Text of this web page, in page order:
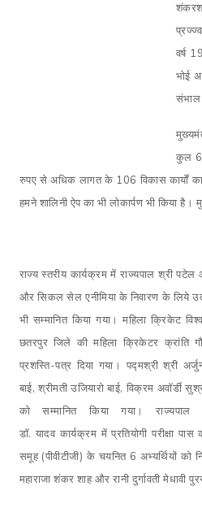
वर्ष
भोई
संभाल
कुल
रुपए से अधिक लागत के 106 विकास कार्यों
हमने शालिनी ऐप का भी लोकार्पण भी किया है।
राज्य स्तरीय कार्यक्रम में राज्यपाल श्री
और सिकल सेल एनीमिया के निवारण के लिये
भी सम्मानित किया गया। महिला क्रिकेट
छतरपुर जिले की महिला क्रिकेटर
प्रशस्ति-पत्र दिया गया। पद्मश्री श्री
बाई,श्रीमती उजियारो बाई, विक्रम अवॉर्डी
को सम्मानित किया गया।
डॉ. यादवकार्यक्रम में प्रतियोगी परीक्षा
समूह (पीवीटीजी) के चयनित 6 अभ्यर्थियों को
महाराजा शंकर शाह और रानी दुर्गावती मेधावी